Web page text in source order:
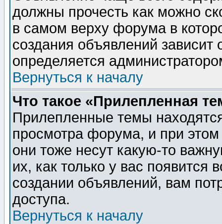
должны прочесть как можно
в самом верху форума в
создания объявлений зависит
определяется
Вернуться к началу
Что такое «Прилепленная
Прилепленные темы
просмотра форума, и при
они тоже несут какую-то
их, как только у вас появится
создании объявлений, вам
доступа.
Вернуться к началу